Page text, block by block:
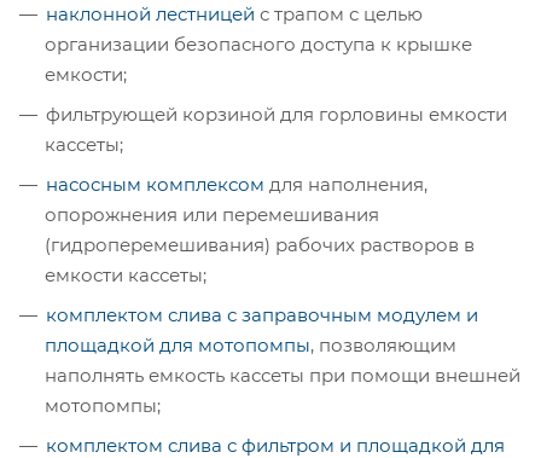
наклонной лестницей с трапом с целью
организации безопасного доступа к крышке
емкости;
фильтрующей корзиной для горловины емкости
кассеты;
насосным комплексом для наполнения,
опорожнения или перемешивания
(гидроперемешивания) рабочих растворов в
емкости кассеты;
комплектом слива с заправочным модулем и
площадкой для мотопомпы, позволяющим
наполнять емкость кассеты при помощи внешней
мотопомпы;
комплектом слива с фильтром и площадкой для